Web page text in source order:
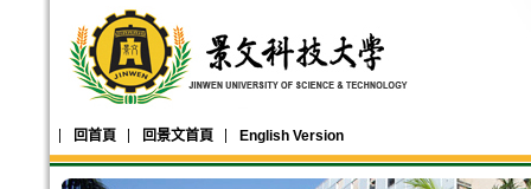
回首頁 回景文首頁 English Version